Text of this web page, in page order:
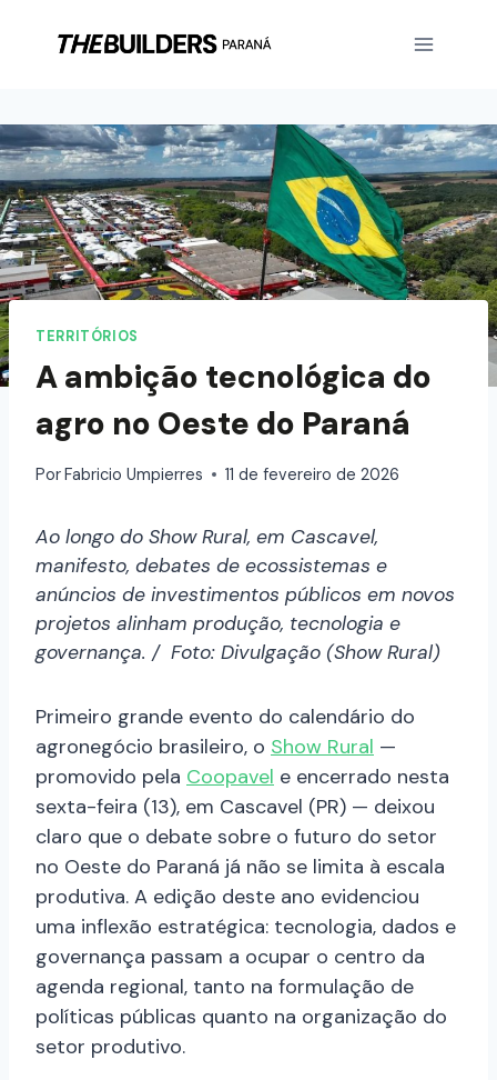
TERRITÓRIOS
A ambição tecnológica do
agro no Oeste do Paraná
PorFabricio Umpierres 11 de fevereiro de 2026
Ao longo do Show Rural, em Cascavel,
manifesto, debates de ecossistemas e
anúncios de investimentos públicos em novos
projetos alinham produção, tecnologia e
governança. / Foto: Divulgação (Show Rural)
Primeiro grande evento do calendário do
agronegócio brasileiro, o Show Rural —
promovido pela Coopavel e encerrado nesta
sexta-feira (13), em Cascavel (PR) — deixou
claro que o debate sobre o futuro do setor
no Oeste do Paraná já não se limita à escala
produtiva. A edição deste ano evidenciou
uma inflexão estratégica: tecnologia, dados e
governança passam a ocupar o centro da
agenda regional, tanto na formulação de
políticas públicas quanto na organização do
setor produtivo.